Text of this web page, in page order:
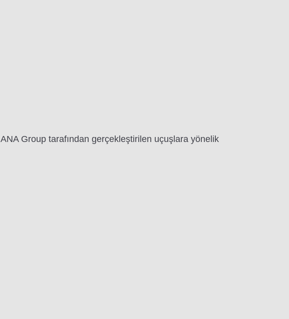
ANA Group tarafından gerçekleştirilen uçuşlara yönelik